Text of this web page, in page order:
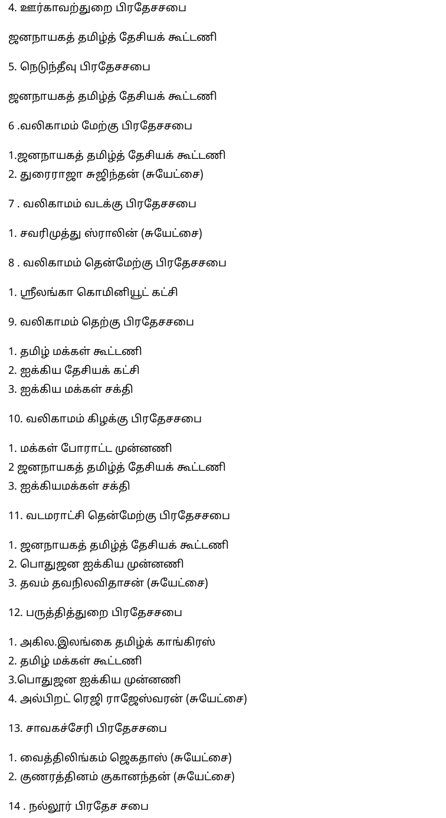
4. ஊர்காவற்துறை பிரதேசசபை
ஜனநாயகத் தமிழ்த் தேசியக் கூட்டணி
5. நெடுந்தீவு பிரதேசசபை
ஜனநாயகத் தமிழ்த் தேசியக் கூட்டணி
6 .வலிகாமம் மேற்கு பிரதேசசபை
1.ஜனநாயகத் தமிழ்த் தேசியக் கூட்டணி
2. துரைராஜா சுஜிந்தன் (சுயேட்சை)
7 . வலிகாமம் வடக்கு பிரதேசசபை
1. சவரிமுத்து ஸ்ராலின் (சுயேட்சை)
8 . வலிகாமம் தென்மேற்கு பிரதேசசபை
1. ஸ்ரீலங்கா கொமினியூட் கட்சி
9. வலிகாமம் தெற்கு பிரதேசசபை
1. தமிழ் மக்கள் கூட்டணி
2. ஐக்கிய தேசியக் கட்சி
3. ஐக்கிய மக்கள் சக்தி
10. வலிகாமம் கிழக்கு பிரதேசசபை
1. மக்கள் போராட்ட முன்னணி
2 ஜனநாயகத் தமிழ்த் தேசியக் கூட்டணி
3. ஐக்கியமக்கள் சக்தி
11. வடமராட்சி தென்மேற்கு பிரதேசசபை
1. ஜனநாயகத் தமிழ்த் தேசியக் கூட்டணி
2. பொதுஜன ஐக்கிய முன்னணி
3. தவம் தவநிலவிதாசன் (சுயேட்சை)
12. பருத்தித்துறை பிரதேசசபை
1. அகில.இலங்கை தமிழ்க் காங்கிரஸ்
2. தமிழ் மக்கள் கூட்டணி
3.பொதுஜன ஐக்கிய முன்னணி
4. அல்பிறட் ரெஜி ராஜேஸ்வரன் (சுயேட்சை)
13. சாவகச்சேரி பிரதேசசபை
1. வைத்திலிங்கம் ஜெகதாஸ் (சுயேட்சை)
2. குணரத்தினம் குகானந்தன் (சுயேட்சை)
14 . நல்லூர் பிரதேச சபை